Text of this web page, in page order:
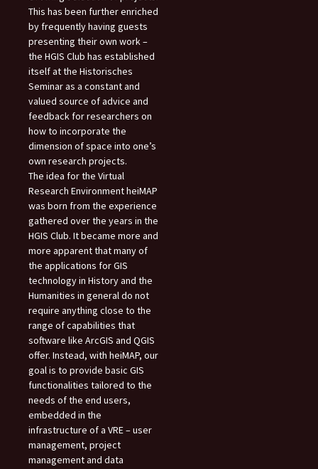
This has been further enriched
by frequently having guests
presenting their own work –
the HGIS Club has established
itself at the Historisches
Seminar as a constant and
valued source of advice and
feedback for researchers on
how to incorporate the
dimension of space into one’s
own research projects.
The idea for the Virtual
Research Environment heiMAP
was born from the experience
gathered over the years in the
HGIS Club. It became more and
more apparent that many of
the applications for GIS
technology in History and the
Humanities in general do not
require anything close to the
range of capabilities that
software like ArcGIS and QGIS
offer. Instead, with heiMAP, our
goal is to provide basic GIS
functionalities tailored to the
needs of the end users,
embedded in the
infrastructure of a VRE – user
management, project
management and data